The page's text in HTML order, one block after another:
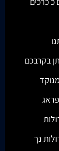
בקרבכם
נך